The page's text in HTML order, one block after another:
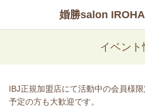
婚勝salon IROHA
イベント
IBJ正規加盟店にて活動中の会員様
予定の方も大歓迎です。